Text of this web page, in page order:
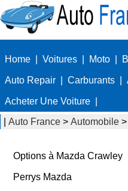
Home Voitures Moto
Auto Repair Carburants
Acheter Une Voiture
Auto France > Automobile
Options à Mazda Crawley
Perrys Mazda